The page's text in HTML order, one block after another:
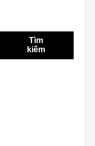
Tìm
kiếm